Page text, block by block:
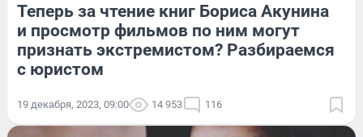
Теперь за чтение книг Бориса Акунина
и просмотр фильмов по ним могут
признать экстремистом? Разбираемся
с юристом
19 декабря, 2023, 09:00 14 953 116